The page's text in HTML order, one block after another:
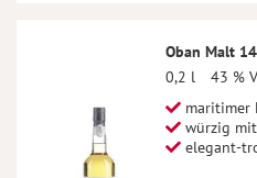
Oban Malt
0,2 l
43 %
maritimer
würzig
elegant-